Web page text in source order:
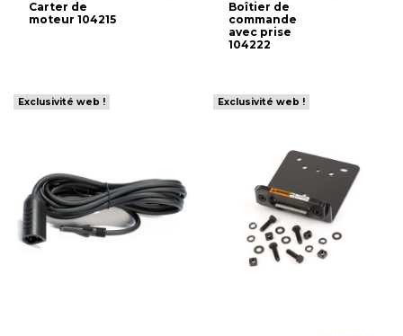
Carter de
moteur 104215
Boîtier de
commande
avec prise
104222
Exclusivité web ! Exclusivité web !